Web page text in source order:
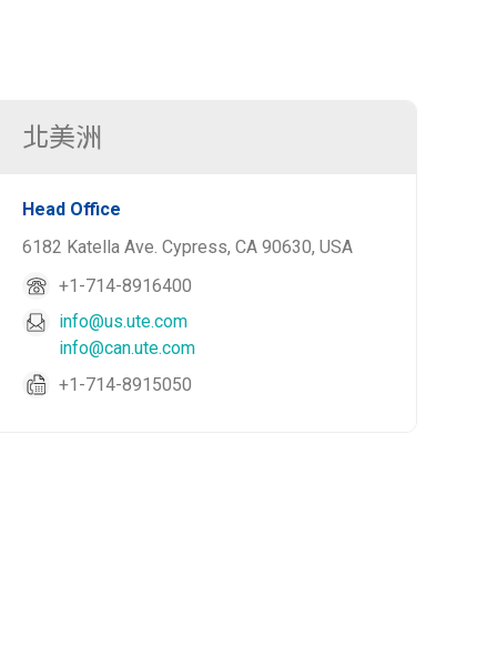
北美洲
Head Office
6182 Katella Ave. Cypress, CA 90630, USA
+1-714-8916400
info@us.ute.com
info@can.ute.com
+1-714-8915050